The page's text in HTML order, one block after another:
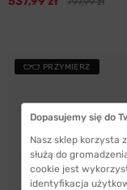
PRZYMIERZ
Dopasujemy się do
Nasz sklep korzysta
służą do
cookie jest
identyfikacja